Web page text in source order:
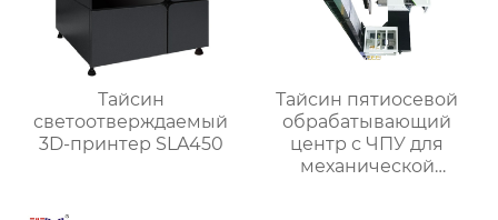
Тайсин
светоотверждаемый
3D-принтер SLA450
Тайсин пятиосевой
обрабатывающий
центр с ЧПУ для
механической